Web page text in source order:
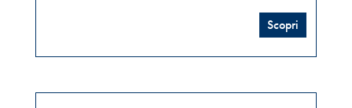
Scopri